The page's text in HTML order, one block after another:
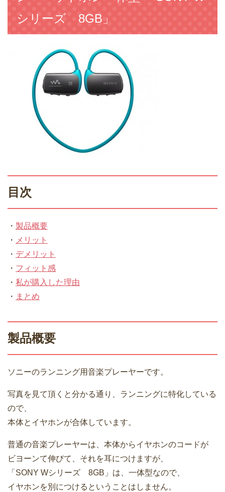
シリーズ 8GB」
目次
・ 製品概要
・ メリット
・ デメリット
・ フィット感
・ 私が購入した理由
・ まとめ
製品概要
ソニーのランニング用音楽プレーヤーです。
写真を見て頂くと分かる通り、ランニングに特化している
ので、
本体とイヤホンが合体しています。
普通の音楽プレーヤーは、本体からイヤホンのコードが
ビヨーンて伸びて、それを耳につけますが、
「SONY Wシリーズ 8GB」は、一体型なので、
イヤホンを別につけるということはしません。